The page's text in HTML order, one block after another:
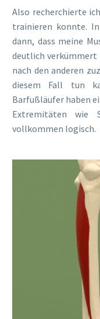
Also recherchierte
trainieren konnte.
dann, dass meine
deutlich verkümmert
nach den anderen
diesem Fall tun
Barfußläufer haben
Extremitäten wie
vollkommen logisch.